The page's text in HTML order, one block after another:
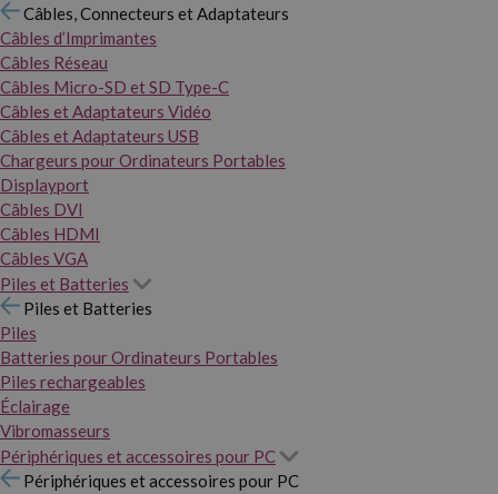
Câbles, Connecteurs et Adaptateurs
Câbles d’Imprimantes
Câbles Réseau
Câbles Micro-SD et SD Type-C
Câbles et Adaptateurs Vidéo
Câbles et Adaptateurs USB
Chargeurs pour Ordinateurs Portables
Displayport
Câbles DVI
Câbles HDMI
Câbles VGA
Piles et Batteries
Piles et Batteries
Piles
Batteries pour Ordinateurs Portables
Piles rechargeables
Éclairage
Vibromasseurs
Périphériques et accessoires pour PC
Périphériques et accessoires pour PC